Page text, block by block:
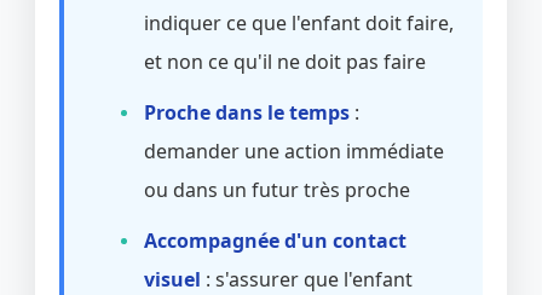
indiquer ce que l'enfant doit faire,
et non ce qu'il ne doit pas faire
Proche dans le temps :
demander une action immédiate
ou dans un futur très proche
Accompagnée d'un contact
visuel : s'assurer que l'enfant